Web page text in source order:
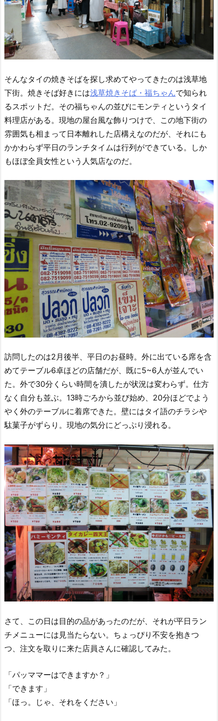
そんなタイの焼きそばを探し求めてやってきたのは浅草地
下街。焼きそば好きには浅草焼きそば・福ちゃんで知られ
るスポットだ。その福ちゃんの並びにモンティというタイ
料理店がある。現地の屋台風な飾りつけで、この地下街の
雰囲気も相まって日本離れした店構えなのだが、それにも
かかわらず平日のランチタイムは行列ができている。しか
もほぼ全員女性という人気店なのだ。
訪問したのは2月後半、平日のお昼時。外に出ている席を含
めてテーブル6卓ほどの店舗だが、既に5~6人が並んでい
た。外で30分くらい時間を潰したが状況は変わらず。仕方
なく自分も並ぶ。13時ごろから並び始め、20分ほどでよう
やく外のテーブルに着席できた。壁にはタイ語のチラシや
駄菓子がずらり。現地の気分にどっぷり浸れる。
さて、この日は目的の品があったのだが、それが平日ラン
チメニューには見当たらない。ちょっぴり不安を抱きつ
つ、注文を取りに来た店員さんに確認してみた。
「パッママーはできますか？」
「できます」
「ほっ。じゃ、それをください」